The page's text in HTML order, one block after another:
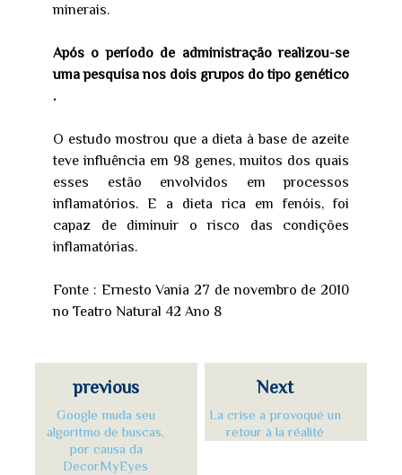
minerais.
Após o período de administração realizou-se
uma pesquisa nos dois grupos do tipo genético
.
O estudo mostrou que a dieta à base de azeite
teve influência em 98 genes, muitos dos quais
esses estão envolvidos em processos
inflamatórios. E a dieta rica em fenóis, foi
capaz de diminuir o risco das condições
inflamatórias.
Fonte : Ernesto Vania 27 de novembro de 2010
no Teatro Natural 42 Ano 8
Next
La crise a provoqué un
retour à la réalité
previous
Google muda seu
algoritmo de buscas,
por causa da
DecorMyEyes